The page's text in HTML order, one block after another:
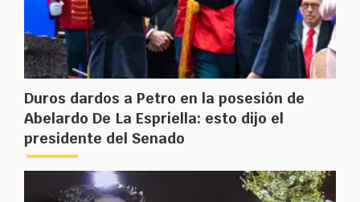
Duros dardos a Petro en la posesión de
Abelardo De La Espriella: esto dijo el
presidente del Senado